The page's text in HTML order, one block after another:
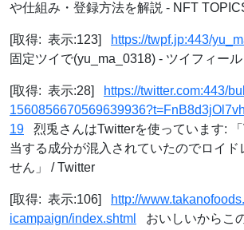
や仕組み・登録方法を解説 - NFT
[取得: 表示:123] https://twpf.jp:443/
固定ツイで(yu_ma_0318) - ツイフィール
[取得: 表示:28]
https://twitter.com:443/
19 烈兎さんはTwitterを使っています:
当する成分が混入されていたのでロイド
せん」 / Twitter
[取得: 表示:106]
http://
icampaign/index.shtml
おいしいからこ